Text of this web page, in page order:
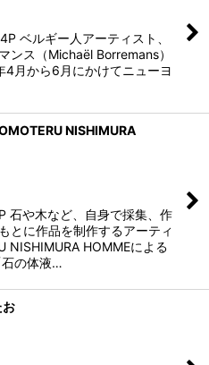
ベルギー人アーティスト、
ンス（Michaël Borremans）
4月から6月にかけてニューヨ
NISHIMURA
や木など、自身で採集、作
とに作品を制作するアーティ
NISHIMURA HOMMEによる
石の体液…
お